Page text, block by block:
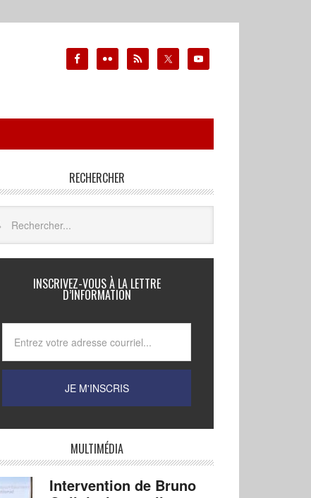
RECHERCHER
INSCRIVEZ-VOUS À LA LETTRE
D’INFORMATION
MULTIMÉDIA
Intervention de Bruno